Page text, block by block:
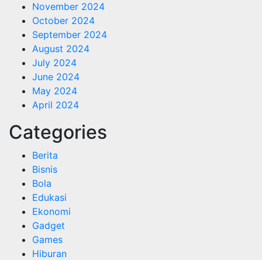
November 2024
October 2024
September 2024
August 2024
July 2024
June 2024
May 2024
April 2024
Categories
Berita
Bisnis
Bola
Edukasi
Ekonomi
Gadget
Games
Hiburan